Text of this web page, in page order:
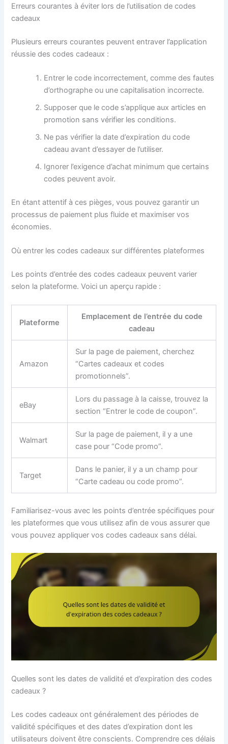
Erreurs courantes à éviter lors de l’utilisation de codes
cadeaux
Plusieurs erreurs courantes peuvent entraver l’application
réussie des codes cadeaux :
Entrer le code incorrectement, comme des fautes
d’orthographe ou une capitalisation incorrecte.
Supposer que le code s’applique aux articles en
promotion sans vérifier les conditions.
Ne pas vérifier la date d’expiration du code
cadeau avant d’essayer de l’utiliser.
Ignorer l’exigence d’achat minimum que certains
codes peuvent avoir.
En étant attentif à ces pièges, vous pouvez garantir un
processus de paiement plus fluide et maximiser vos
économies.
Où entrer les codes cadeaux sur différentes plateformes
Les points d’entrée des codes cadeaux peuvent varier
selon la plateforme. Voici un aperçu rapide :
Plateforme
Emplacement de l’entrée du code
cadeau
Amazon
Sur la page de paiement, cherchez
“Cartes cadeaux et codes
promotionnels”.
eBay
Lors du passage à la caisse, trouvez la
section “Entrer le code de coupon”.
Walmart
Sur la page de paiement, il y a une
case pour “Code promo”.
Target
Dans le panier, il y a un champ pour
“Carte cadeau ou code promo”.
Familiarisez-vous avec les points d’entrée spécifiques pour
les plateformes que vous utilisez afin de vous assurer que
vous pouvez appliquer vos codes cadeaux sans délai.
Quelles sont les dates de validité et d’expiration des codes
cadeaux ?
Les codes cadeaux ont généralement des périodes de
validité spécifiques et des dates d’expiration dont les
utilisateurs doivent être conscients. Comprendre ces délais